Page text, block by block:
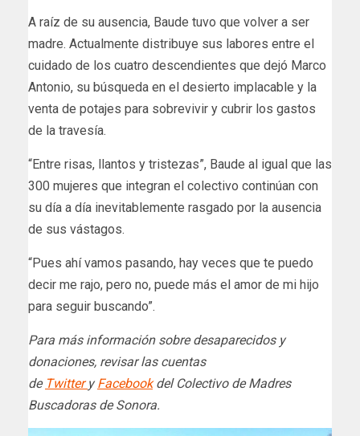
A raíz de su ausencia, Baude tuvo que volver a ser
madre. Actualmente distribuye sus labores entre el
cuidado de los cuatro descendientes que dejó Marco
Antonio, su búsqueda en el desierto implacable y la
venta de potajes para sobrevivir y cubrir los gastos
de la travesía.
“Entre risas, llantos y tristezas”, Baude al igual que las
300 mujeres que integran el colectivo continúan con
su día a día inevitablemente rasgado por la ausencia
de sus vástagos.
“Pues ahí vamos pasando, hay veces que te puedo
decir me rajo, pero no, puede más el amor de mi hijo
para seguir buscando”.
Para más información sobre desaparecidos y
donaciones, revisar las cuentas
de TwitteryFacebookdel Colectivo de Madres
Buscadoras de Sonora.